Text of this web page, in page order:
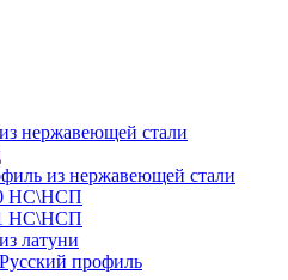
нержавеющей стали
из нержавеющей стали
НС\НСП
НС\НСП
латуни
профиль